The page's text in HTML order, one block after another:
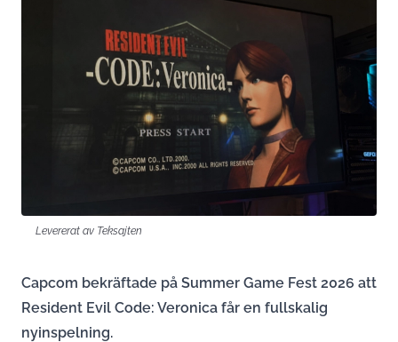
Levererat av Teksajten
Capcom bekräftade på Summer Game Fest 2026 att
Resident Evil Code: Veronica får en fullskalig
nyinspelning.